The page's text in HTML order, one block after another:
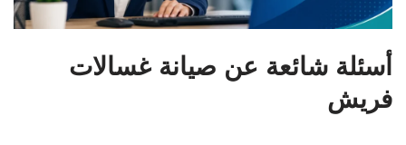
أسئلة شائعة عن صيانة غسالات
فريش